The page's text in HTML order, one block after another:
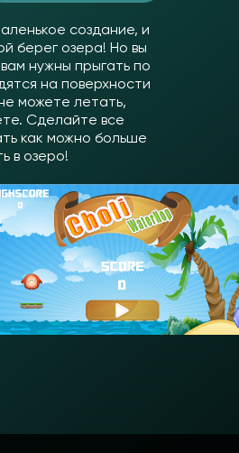
создание, и
берег озера! Но вы
нужны прыгать по
на поверхности
можете летать,
Сделайте все
как можно больше
в озеро!